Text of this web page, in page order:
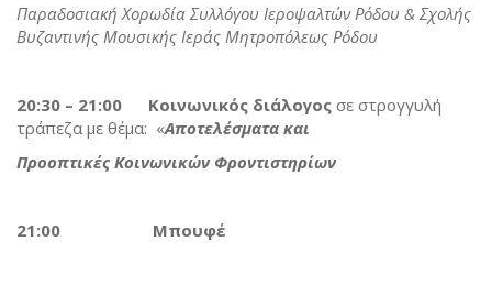
Παραδοσιακή Χορωδία Συλλόγου Ιεροψαλτών Ρόδου & Σχολής
Βυζαντινής Μουσικής Ιεράς Μητροπόλεως Ρόδου
20:30 – 21:00 Κοινωνικός διάλογος σε στρογγυλή
τράπεζα με θέμα: «Αποτελέσματα και
Προοπτικές Κοινωνικών Φροντιστηρίων
21:00 Μπουφέ